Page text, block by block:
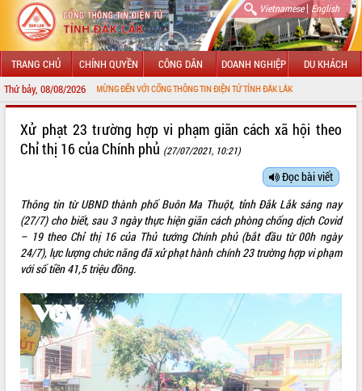
Vietnamese| English
TRANG CHỦ CHÍNH QUYỀN CÔNG DÂN DOANH NGHIỆP DU KHÁCH
Thứ bảy, 08/08/2026
CHÀO MỪNG ĐẾN VỚI CỔNG THÔNG TIN ĐIỆN TỬ TỈNH ĐẮK LẮK
LÃNH ĐẠO UBND TỈNH
SỞ, BAN, NGÀNH
UBND CÁC XÃ, PHƯỜNG
HỆ THỐNG VĂN BẢN
VĂN BẢN HĐND TỈNH
ĐIỂM TIN VĂN BẢN
Xử phạt 23 trường hợp vi phạm giãn cách xã hội theo
Chỉ thị 16 của Chính phủ (27/07/2021, 10:21)
Đọc bài viết
Thông tin từ UBND thành phố Buôn Ma Thuột, tỉnh Đắk Lắk sáng nay
(27/7) cho biết, sau 3 ngày thực hiện giãn cách phòng chống dịch Covid
– 19 theo Chỉ thị 16 của Thủ tướng Chính phủ (bắt đầu từ 00h ngày
24/7), lực lượng chức năng đã xử phạt hành chính 23 trường hợp vi phạm
với số tiền 41,5 triệu đồng.